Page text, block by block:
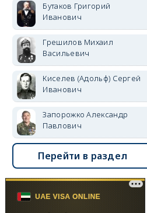
Бутаков Григорий
Иванович
Грешилов Михаил
Васильевич
Киселев (Адольф) Сергей
Иванович
Запорожко Александр
Павлович
Перейти в раздел